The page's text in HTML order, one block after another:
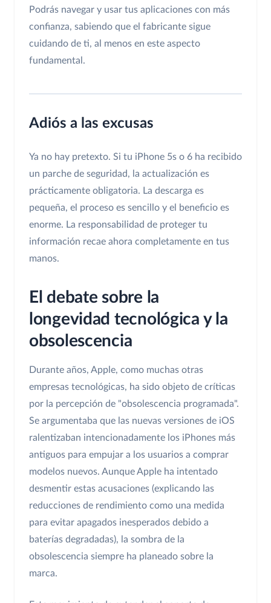
Podrás navegar y usar tus aplicaciones con más
confianza, sabiendo que el fabricante sigue
cuidando de ti, al menos en este aspecto
fundamental.
Adiós a las excusas
Ya no hay pretexto. Si tu iPhone 5s o 6 ha recibido
un parche de seguridad, la actualización es
prácticamente obligatoria. La descarga es
pequeña, el proceso es sencillo y el beneficio es
enorme. La responsabilidad de proteger tu
información recae ahora completamente en tus
manos.
El debate sobre la
longevidad tecnológica y la
obsolescencia
Durante años, Apple, como muchas otras
empresas tecnológicas, ha sido objeto de críticas
por la percepción de "obsolescencia programada".
Se argumentaba que las nuevas versiones de iOS
ralentizaban intencionadamente los iPhones más
antiguos para empujar a los usuarios a comprar
modelos nuevos. Aunque Apple ha intentado
desmentir estas acusaciones (explicando las
reducciones de rendimiento como una medida
para evitar apagados inesperados debido a
baterías degradadas), la sombra de la
obsolescencia siempre ha planeado sobre la
marca.